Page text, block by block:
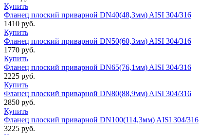
Купить
Фланец плоский приварной DN40(48,3мм) AISI 304/316
1410 руб.
Купить
Фланец плоский приварной DN50(60,3мм) AISI 304/316
1770 руб.
Купить
Фланец плоский приварной DN65(76,1мм) AISI 304/316
2225 руб.
Купить
Фланец плоский приварной DN80(88,9мм) AISI 304/316
2850 руб.
Купить
Фланец плоский приварной DN100(114,3мм) AISI 304/316
3225 руб.